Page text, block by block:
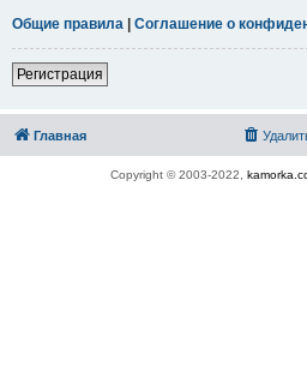
Общие правила | Соглашение о
Регистрация
Главная
Copyright © 2003-2022,